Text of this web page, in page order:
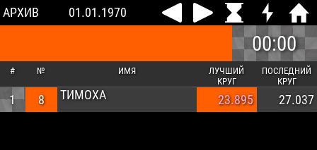
АРХИВ 01.01.1970
00:00
# № ИМЯ
ЛУЧШИЙ
КРУГ
ПОСЛЕДНИЙ
КРУГ
1 8 ТИМОХА 23.895 27.037